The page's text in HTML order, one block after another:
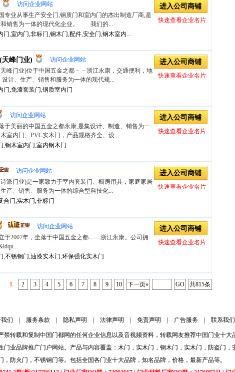
访问企业网站
专业从事生产安全门,钢质门和室内门的杰出制造厂商,是
和销售为一体的现代化企业。 我们的...
门,室内门,非标门,钢木门,配件,安全门,钢木室内...
进入公司商铺
快速查看企业名片
峰门业)
访问企业网站
峰门业)位于中国五金之都－－浙江永康，交通便利，地
计、生产、销售和服务为一体的现代规...
门,免漆套装门,钢质室内门
进入公司商铺
快速查看企业名片
访问企业网站
于美丽的中国五金之都永康,是集设计、制造、销售为一
室内门、PVC实木门，产品规格齐全、设...
,钢木室内门,室内钢木门
进入公司商铺
快速查看企业名片
访问企业网站
派门业)是一家致力于室内套装门、橱房用具，家庭家居
产、销售、服务为一体的综合型科技化...
合门,实木门,非标门
进入公司商铺
快速查看企业名片
访问企业网站
于2007年，坐落于中国五金之都——浙江永康。公司拥
,不锈钢门,油漆实木门,环保强化实木门
进入公司商铺
快速查看企业名片
1 2 3 4 5 6 7 8 9 10 下一页» GO 共815条
们 服务条款 隐私声明 法律声明 免责声明 广告服务 联系我们
禁转载和复制 中国门都网的任何企业信息以及音视频资料，转载网友推荐中国门业十大
业品牌推广门户网站。产品与内容覆盖：木门，实木门，钢木门，实木门，防盗门
，防火门，不锈钢门等。包括全国各门业十大品牌，知名品牌，价格，最新产品等。